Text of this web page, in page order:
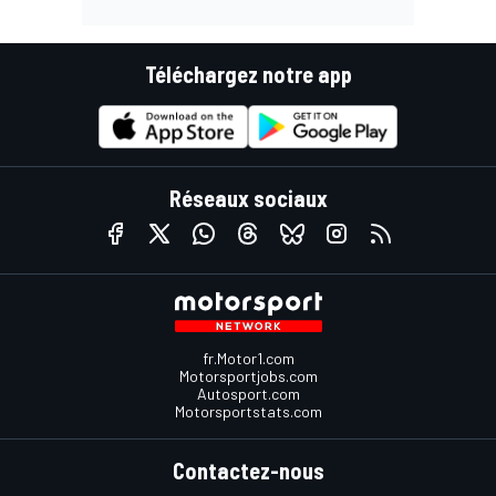
Téléchargez notre app
Réseaux sociaux
fr.Motor1.com
Motorsportjobs.com
Autosport.com
Motorsportstats.com
Contactez-nous